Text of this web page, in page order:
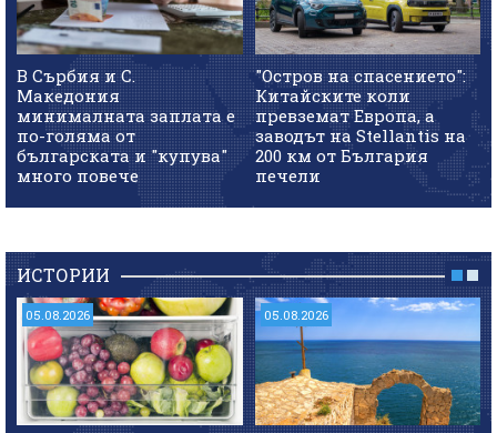
В Сърбия и С.
Македония
минималната заплата е
по-голяма от
българската и "купува"
много повече
"Остров на спасението":
Китайските коли
превземат Европа, а
заводът на Stellantis на
200 км от България
печели
ИСТОРИИ
05.08.2026 05.08.2026